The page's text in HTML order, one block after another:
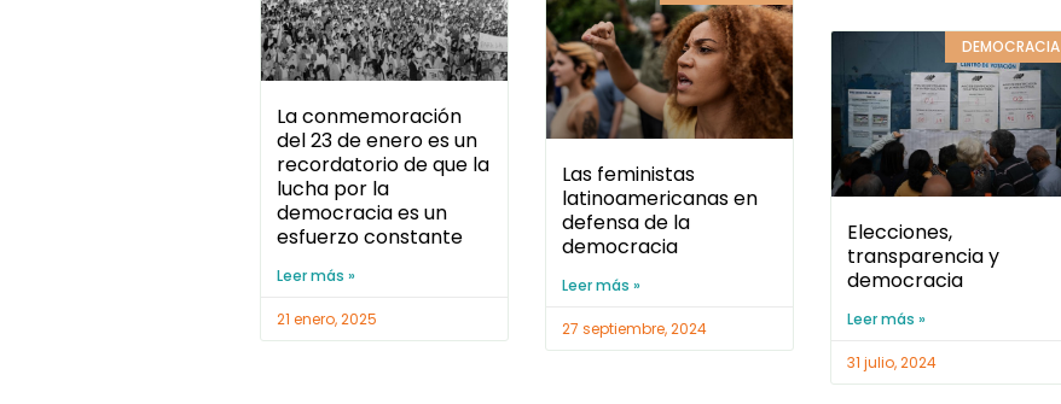
La conmemoración
del 23 de enero es un
recordatorio de que la
lucha por la
democracia es un
esfuerzo constante
Leer más »
21 enero, 2025
Las feministas
latinoamericanas en
defensa de la
democracia
Leer más »
27 septiembre, 2024
DEMOCRACIA
Elecciones,
transparencia y
democracia
Leer más »
31 julio, 2024